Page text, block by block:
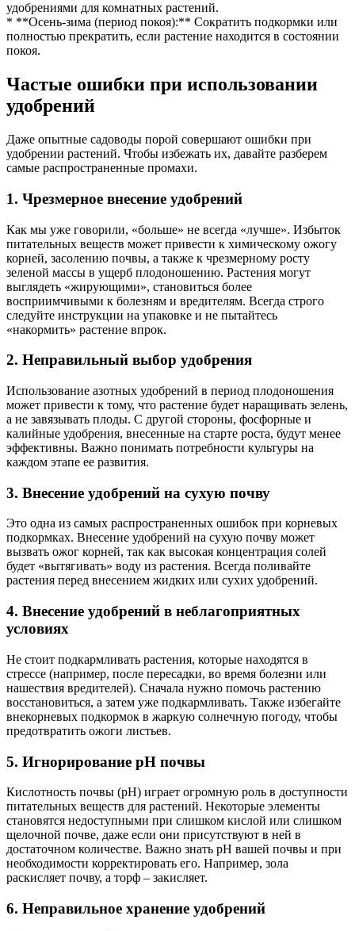
удобрениями для комнатных растений.
* **Осень-зима (период покоя):** Сократить подкормки или
полностью прекратить, если растение находится в состоянии
покоя.
Частые ошибки при использовании
удобрений
Даже опытные садоводы порой совершают ошибки при
удобрении растений. Чтобы избежать их, давайте разберем
самые распространенные промахи.
1. Чрезмерное внесение удобрений
Как мы уже говорили, «больше» не всегда «лучше». Избыток
питательных веществ может привести к химическому ожогу
корней, засолению почвы, а также к чрезмерному росту
зеленой массы в ущерб плодоношению. Растения могут
выглядеть «жирующими», становиться более
восприимчивыми к болезням и вредителям. Всегда строго
следуйте инструкции на упаковке и не пытайтесь
«накормить» растение впрок.
2. Неправильный выбор удобрения
Использование азотных удобрений в период плодоношения
может привести к тому, что растение будет наращивать зелень,
а не завязывать плоды. С другой стороны, фосфорные и
калийные удобрения, внесенные на старте роста, будут менее
эффективны. Важно понимать потребности культуры на
каждом этапе ее развития.
3. Внесение удобрений на сухую почву
Это одна из самых распространенных ошибок при корневых
подкормках. Внесение удобрений на сухую почву может
вызвать ожог корней, так как высокая концентрация солей
будет «вытягивать» воду из растения. Всегда поливайте
растения перед внесением жидких или сухих удобрений.
4. Внесение удобрений в неблагоприятных
условиях
Не стоит подкармливать растения, которые находятся в
стрессе (например, после пересадки, во время болезни или
нашествия вредителей). Сначала нужно помочь растению
восстановиться, а затем уже подкармливать. Также избегайте
внекорневых подкормок в жаркую солнечную погоду, чтобы
предотвратить ожоги листьев.
5. Игнорирование pH почвы
Кислотность почвы (pH) играет огромную роль в доступности
питательных веществ для растений. Некоторые элементы
становятся недоступными при слишком кислой или слишком
щелочной почве, даже если они присутствуют в ней в
достаточном количестве. Важно знать pH вашей почвы и при
необходимости корректировать его. Например, зола
раскисляет почву, а торф – закисляет.
6. Неправильное хранение удобрений